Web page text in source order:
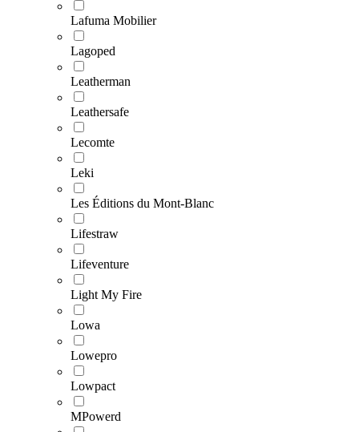
Lafuma Mobilier
Lagoped
Leatherman
Leathersafe
Lecomte
Leki
Les Éditions du Mont-Blanc
Lifestraw
Lifeventure
Light My Fire
Lowa
Lowepro
Lowpact
MPowerd